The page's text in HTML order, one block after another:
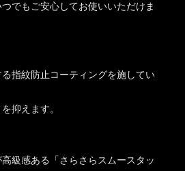
でもご安心してお使いいただけま
指紋防止コーティングを施してい
抑えます。
級感ある「さらさらスムースタッ